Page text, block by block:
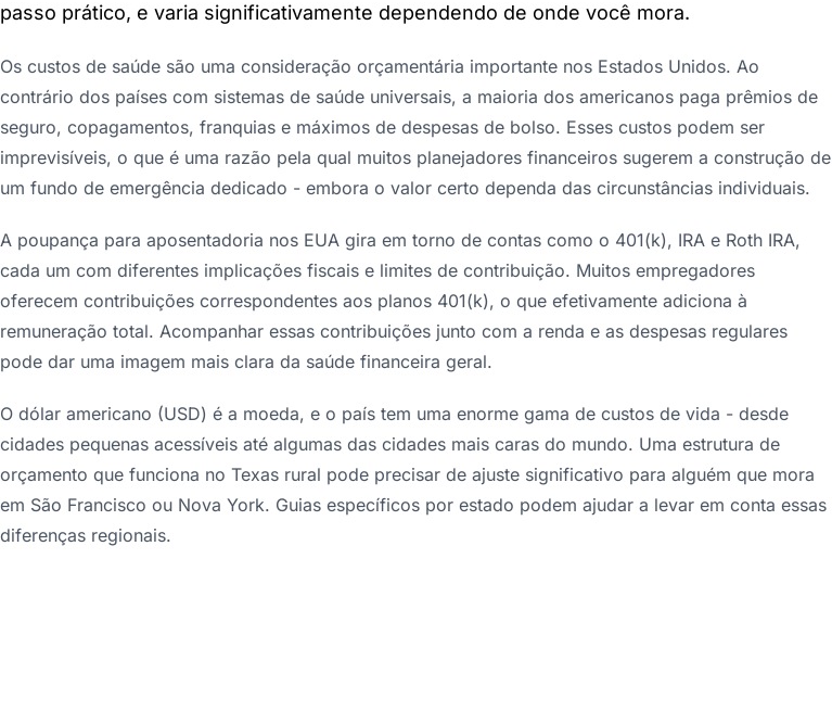
passo prático, e varia significativamente dependendo de onde você mora.
Os custos de saúde são uma consideração orçamentária importante nos Estados Unidos. Ao
contrário dos países com sistemas de saúde universais, a maioria dos americanos paga prêmios de
seguro, copagamentos, franquias e máximos de despesas de bolso. Esses custos podem ser
imprevisíveis, o que é uma razão pela qual muitos planejadores financeiros sugerem a construção de
um fundo de emergência dedicado - embora o valor certo dependa das circunstâncias individuais.
A poupança para aposentadoria nos EUA gira em torno de contas como o 401(k), IRA e Roth IRA,
cada um com diferentes implicações fiscais e limites de contribuição. Muitos empregadores
oferecem contribuições correspondentes aos planos 401(k), o que efetivamente adiciona à
remuneração total. Acompanhar essas contribuições junto com a renda e as despesas regulares
pode dar uma imagem mais clara da saúde financeira geral.
O dólar americano (USD) é a moeda, e o país tem uma enorme gama de custos de vida - desde
cidades pequenas acessíveis até algumas das cidades mais caras do mundo. Uma estrutura de
orçamento que funciona no Texas rural pode precisar de ajuste significativo para alguém que mora
em São Francisco ou Nova York. Guias específicos por estado podem ajudar a levar em conta essas
diferenças regionais.